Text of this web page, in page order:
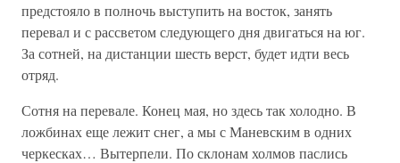
предстояло в полночь выступить на восток, занять
перевал и с рассветом следующего дня двигаться на юг.
За сотней, на дистанции шесть верст, будет идти весь
отряд.
Сотня на перевале. Конец мая, но здесь так холодно. В
ложбинах еще лежит снег, а мы с Маневским в одних
черкесках… Вытерпели. По склонам холмов паслись